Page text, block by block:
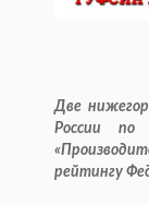
Две
России по
рейтингу